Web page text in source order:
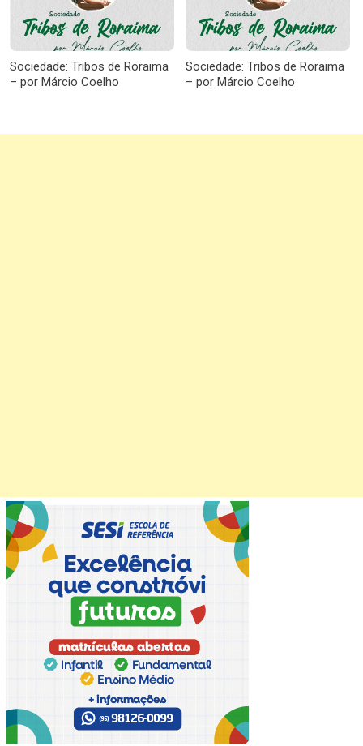
Sociedade: Tribos de Roraima
– por Márcio Coelho
Sociedade: Tribos de Roraima
– por Márcio Coelho